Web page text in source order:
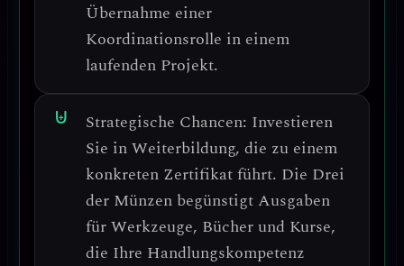
Übernahme einer
Koordinationsrolle in einem
laufenden Projekt.
Strategische Chancen: Investieren
Sie in Weiterbildung, die zu einem
konkreten Zertifikat führt. Die Drei
der Münzen begünstigt Ausgaben
für Werkzeuge, Bücher und Kurse,
die Ihre Handlungskompetenz